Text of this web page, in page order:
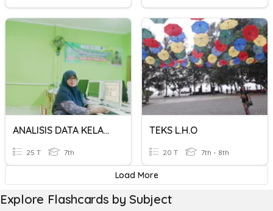
ANALISIS DATA KELAS 7
25 T 7th
TEKS L.H.O
20 T 7th - 8th
Load More
Explore Flashcards by Subject